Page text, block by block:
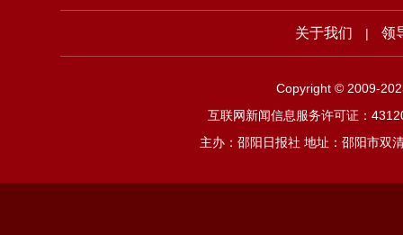
关于我们 | 领
Copyright © 2009-
互联网新闻信息服务许可证：
主办：邵阳日报社 地址：邵阳市双